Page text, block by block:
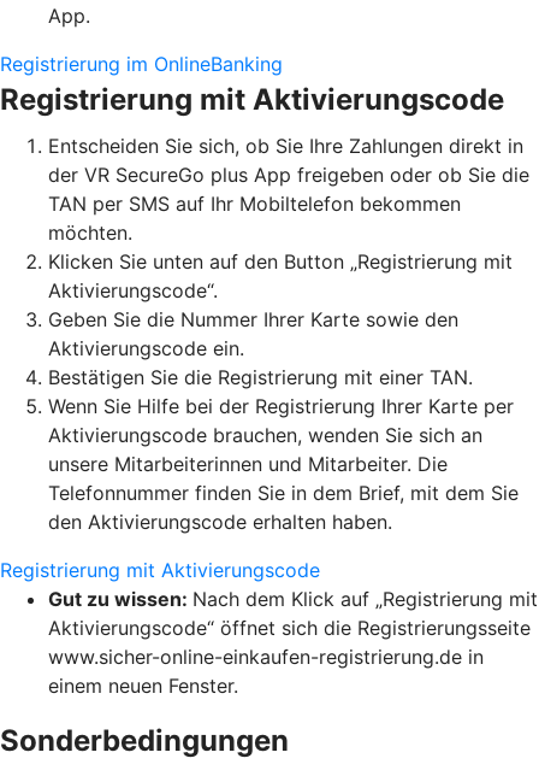
App.
Registrierung im OnlineBanking
Registrierung mit Aktivierungscode
Entscheiden Sie sich, ob Sie Ihre Zahlungen direkt in
der VR SecureGo plus App freigeben oder ob Sie die
TAN per SMS auf Ihr Mobiltelefon bekommen
möchten.
Klicken Sie unten auf den Button „Registrierung mit
Aktivierungscode“.
Geben Sie die Nummer Ihrer Karte sowie den
Aktivierungscode ein.
Bestätigen Sie die Registrierung mit einer TAN.
Wenn Sie Hilfe bei der Registrierung Ihrer Karte per
Aktivierungscode brauchen, wenden Sie sich an
unsere Mitarbeiterinnen und Mitarbeiter. Die
Telefonnummer finden Sie in dem Brief, mit dem Sie
den Aktivierungscode erhalten haben.
Registrierung mit Aktivierungscode
Gut zu wissen: Nach dem Klick auf „Registrierung mit
Aktivierungscode“ öffnet sich die Registrierungsseite
www.sicher-online-einkaufen-registrierung.de in
einem neuen Fenster.
Sonderbedingungen